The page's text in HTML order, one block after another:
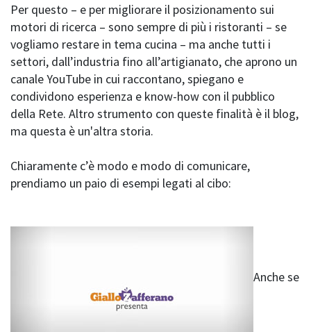
Per questo – e per migliorare il posizionamento sui
motori di ricerca – sono sempre di più i ristoranti – se
vogliamo restare in tema cucina – ma anche tutti i
settori, dall’industria fino all’artigianato, che aprono un
canale YouTube in cui raccontano, spiegano e
condividono esperienza e know-how con il pubblico
della Rete. Altro strumento con queste finalità è il blog,
ma questa è un'altra storia.
Chiaramente c’è modo e modo di comunicare,
prendiamo un paio di esempi legati al cibo:
Anche se